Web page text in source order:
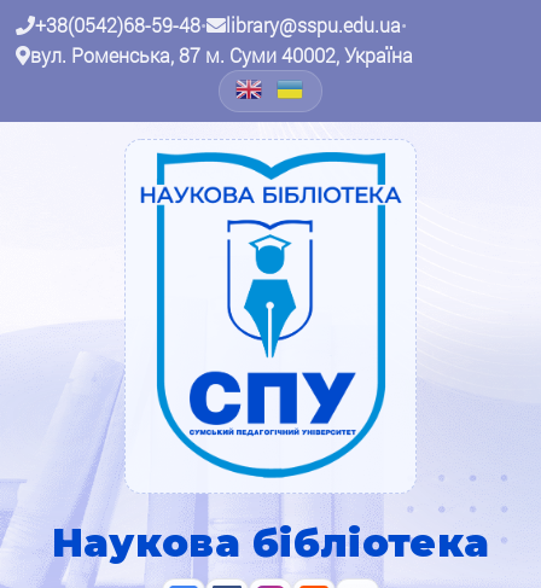
+38(0542)68-59-48• library@sspu.edu.ua•
вул. Роменська, 87 м. Суми 40002, Україна
Наукова бібліотека